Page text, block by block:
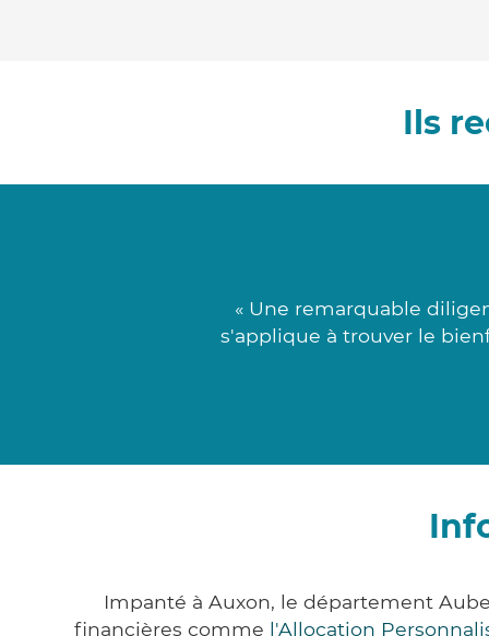
Ils
« Une remarquable
s'applique à trouver le
Impanté à Auxon, le département
financières comme l'Allocation